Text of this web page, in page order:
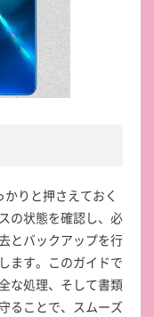
りと押さえておく
の状態を確認し、必
とバックアップを行
ます。このガイドで
な処理、そして書類
ることで、スムーズ